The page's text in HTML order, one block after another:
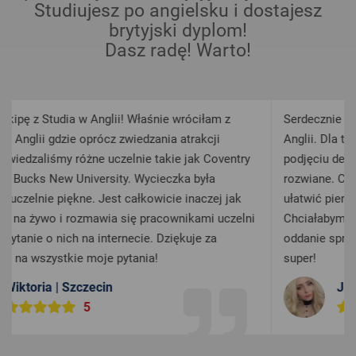
Studiujesz po angielsku i dostajesz
brytyjski dyplom!
Dasz radę! Warto!
Serdecznie polecam każdemu kto myśli o studiach w
Anglii. Dla tych zdecydowanych i tych wahających się w
podjęciu decyzji. Pytajcie a wasze wątpliwości zostaną
rozwiane. Cały zespół ciężko pracuje aby każdemu z nas
ułatwić pierwszy krok w drodzę ku wybranej karierze.
Chciałabym bardzo podziękować Martynie i Darii za
oddanie sprawie. Dziewczyny uwielbiam was, jesteście
super!
Justyna | Łódź